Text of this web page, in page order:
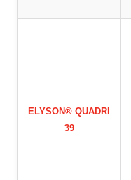
ELYSON® QUADRI
39